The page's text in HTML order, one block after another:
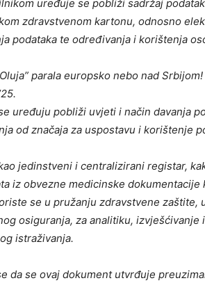
uređuje se pobliži sadržaj
zdravstvenom kartonu, odnosno
podataka te određivanja i korištenja
parala europsko nebo nad
uređuju pobliži uvjeti i način davanja
od značaja za uspostavu i korištenje
jedinstveni i centralizirani registar,
iz obvezne medicinske
se u pružanju zdravstvene zaštite,
osiguranja, za analitiku,
istraživanja.
da se ovaj dokument utvrđuje